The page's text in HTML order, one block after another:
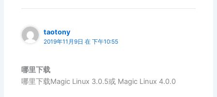
taotony
2019年11月9日 在 下午10:55
哪里下载
哪里下载Magic Linux 3.0.5或 Magic Linux 4.0.0